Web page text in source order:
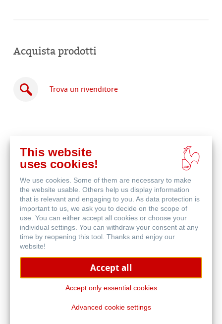
Acquista prodotti
Trova un rivenditore
Acquista
online
This website
uses cookies!
We use cookies. Some of them are necessary to make
the website usable. Others help us display information
that is relevant and engaging to you. As data protection is
important to us, we ask you to decide on the scope of
use. You can either accept all cookies or choose your
individual settings. You can withdraw your consent at any
time by reopening this tool. Thanks and enjoy our
website!
Accept all
Accept only essential cookies
Advanced cookie settings